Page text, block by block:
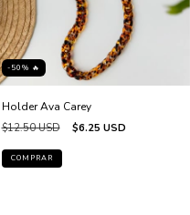
-50% 🔥
Holder Ava Carey
$12.50 USD $6.25 USD